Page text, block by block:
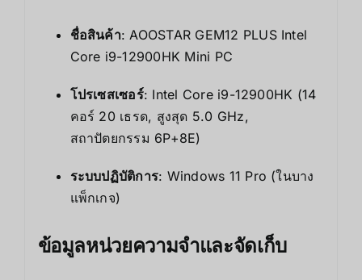
ชื่อสินค้า: AOOSTAR GEM12 PLUS Intel
Core i9-12900HK Mini PC
โปรเซสเซอร์: Intel Core i9-12900HK (14
คอร์ 20 เธรด, สูงสุด 5.0 GHz,
สถาปัตยกรรม 6P+8E)
ระบบปฏิบัติการ: Windows 11 Pro (ในบาง
แพ็กเกจ)
ข้อมูลหน่วยความจำและจัดเก็บ